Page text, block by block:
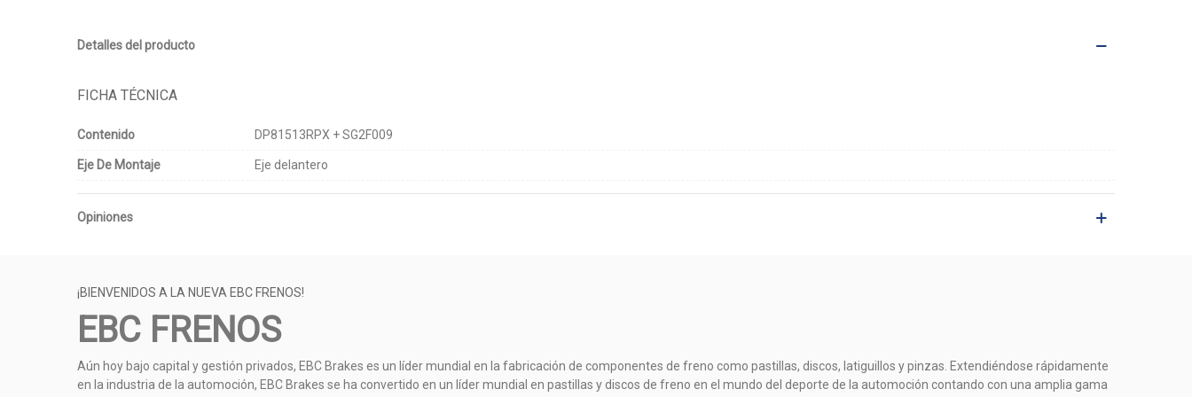
Detalles del producto
FICHA TÉCNICA
Contenido DP81513RPX + SG2F009
Eje De Montaje Eje delantero
Opiniones
¡BIENVENIDOS A LA NUEVA EBC FRENOS!
EBC FRENOS
Aún hoy bajo capital y gestión privados, EBC Brakes es un líder mundial en la fabricación de componentes de freno como pastillas, discos, latiguillos y pinzas. Extendiéndose rápidamente
en la industria de la automoción, EBC Brakes se ha convertido en un líder mundial en pastillas y discos de freno en el mundo del deporte de la automoción contando con una amplia gama